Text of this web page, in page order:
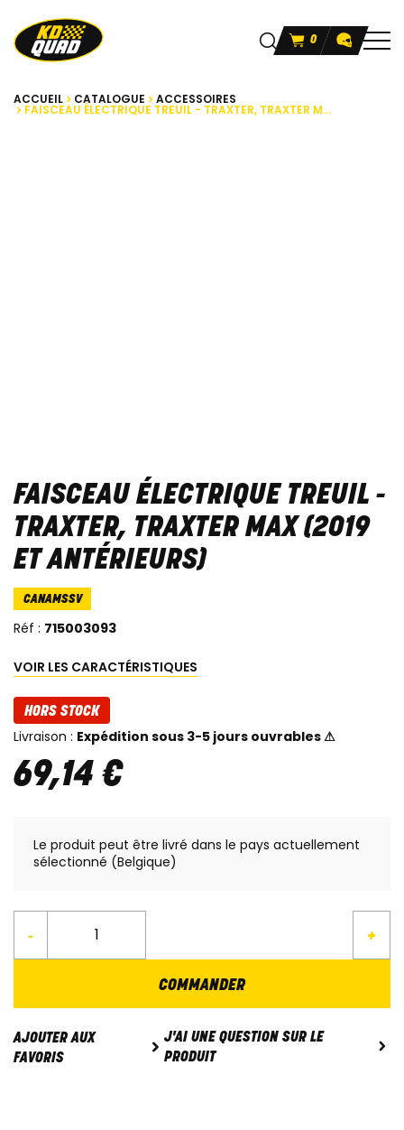
0
ACCUEIL CATALOGUE ACCESSOIRES
FAISCEAU ÉLECTRIQUE TREUIL - TRAXTER, TRAXTER M...
FAISCEAU ÉLECTRIQUE TREUIL -
TRAXTER, TRAXTER MAX (2019
ET ANTÉRIEURS)
CANAMSSV
Réf : 715003093
VOIR LES CARACTÉRISTIQUES
HORS STOCK
Livraison : Expédition sous 3-5 jours ouvrables ⚠
69,14 €
Le produit peut être livré dans le pays actuellement
sélectionné (Belgique)
- +
COMMANDER
AJOUTER AUX
FAVORIS
J'AI UNE QUESTION SUR LE
PRODUIT